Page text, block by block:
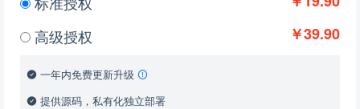
￥39.90
高级授权
一年内免费更新升级
提供源码，私有化独立部署